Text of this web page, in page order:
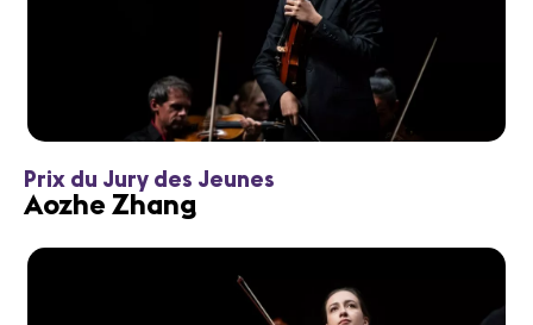
Prix du Jury des Jeunes
Aozhe Zhang